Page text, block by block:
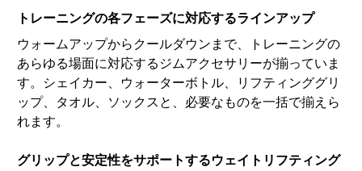
トレーニングの各フェーズに対応するラインアップ
ウォームアップからクールダウンまで、トレーニングの
あらゆる場面に対応するジムアクセサリーが揃っていま
す。シェイカー、ウォーターボトル、リフティンググリ
ップ、タオル、ソックスと、必要なものを一括で揃えら
れます。
グリップと安定性をサポートするウェイトリフティング